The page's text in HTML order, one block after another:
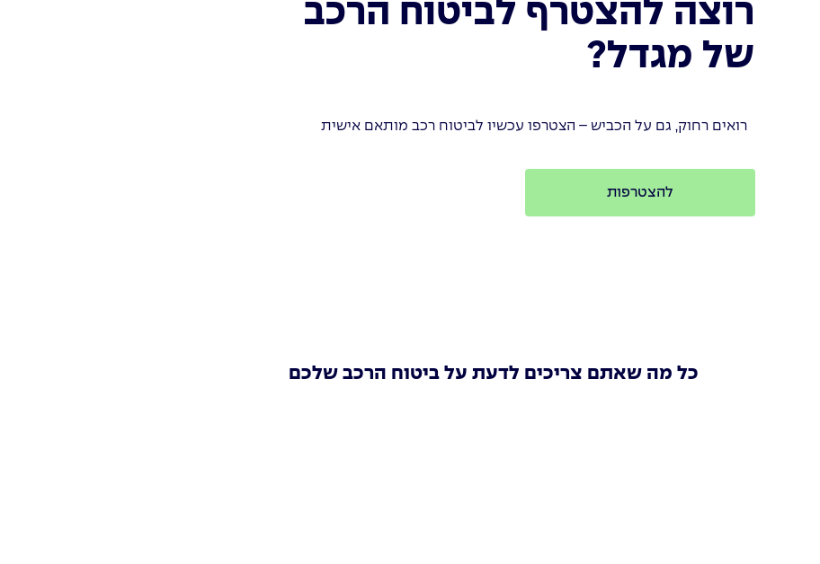
רוצה להצטרף לביטוח הרכב
של מגדל?
רואים רחוק, גם על הכביש – הצטרפו עכשיו לביטוח רכב מותאם אישית
להצטרפות
כל מה שאתם צריכים לדעת על ביטוח הרכב שלכם